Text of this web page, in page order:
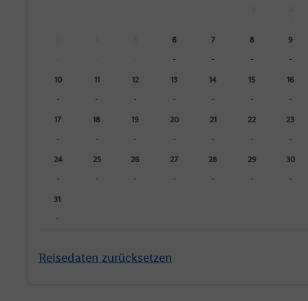
6
-
7
-
8
-
9
-
10
-
11
-
12
-
13
-
14
-
15
-
16
-
17
-
18
-
19
-
20
-
21
-
22
-
23
-
24
-
25
-
26
-
27
-
28
-
29
-
30
-
31
-
Reisedaten zurücksetzen